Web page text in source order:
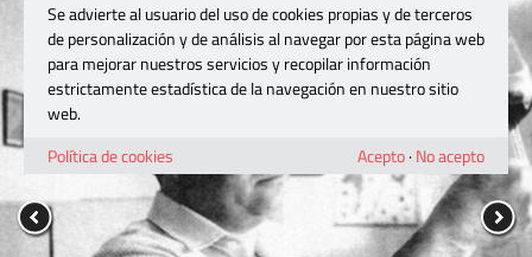
Se advierte al usuario del uso de cookies propias y de terceros
de personalización y de análisis al navegar por esta página web
para mejorar nuestros servicios y recopilar información
estrictamente estadística de la navegación en nuestro sitio
web.
Política de cookies
Acepto· No acepto